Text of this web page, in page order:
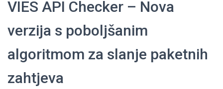
VIES API Checker – Nova
verzija s poboljšanim
algoritmom za slanje paketnih
zahtjeva